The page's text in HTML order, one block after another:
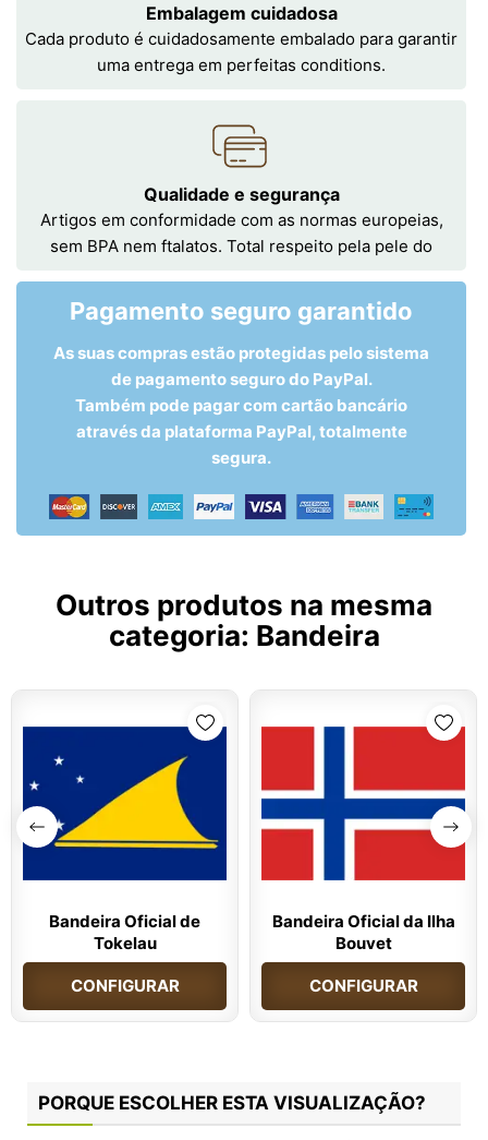
Embalagem cuidadosa
Cada produto é cuidadosamente embalado para garantir
uma entrega em perfeitas conditions.
Qualidade e segurança
Artigos em conformidade com as normas europeias,
sem BPA nem ftalatos. Total respeito pela pele do
Pagamento seguro garantido
As suas compras estão protegidas pelo sistema
de pagamento seguro do PayPal.
Também pode pagar com cartão bancário
através da plataforma PayPal, totalmente
segura.
Outros produtos na mesma
categoria: Bandeira
Bandeira Oficial de
Tokelau
CONFIGURAR
Bandeira Oficial da Ilha
Bouvet
CONFIGURAR
PORQUE ESCOLHER ESTA VISUALIZAÇÃO?